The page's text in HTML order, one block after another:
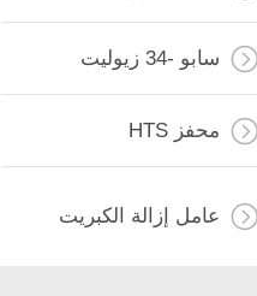
سابو -34 زيوليت
محفز HTS
عامل إزالة الكبريت